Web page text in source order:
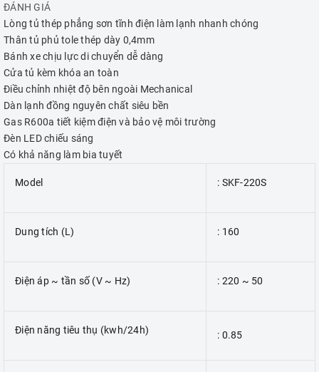
ĐÁNH GIÁ
Lòng tủ thép phẳng sơn tĩnh điện làm lạnh nhanh chóng
Thân tủ phủ tole thép dày 0,4mm
Bánh xe chịu lực di chuyển dễ dàng
Cửa tủ kèm khóa an toàn
Điều chỉnh nhiệt độ bên ngoài Mechanical
Dàn lạnh đồng nguyên chất siêu bền
Gas R600a tiết kiệm điện và bảo vệ môi trường
Đèn LED chiếu sáng
Có khả năng làm bia tuyết
Model : SKF-220S
Dung tích (L) : 160
Điện áp ~ tần số (V ~ Hz) : 220 ~ 50
Điện năng tiêu thụ (kwh/24h) : 0.85